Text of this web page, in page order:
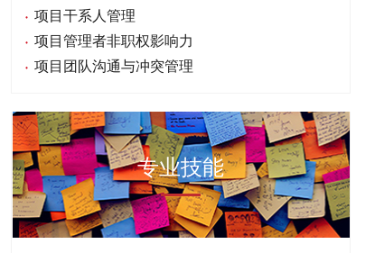
项目干系人管理
项目管理者非职权影响力
项目团队沟通与冲突管理
专业技能